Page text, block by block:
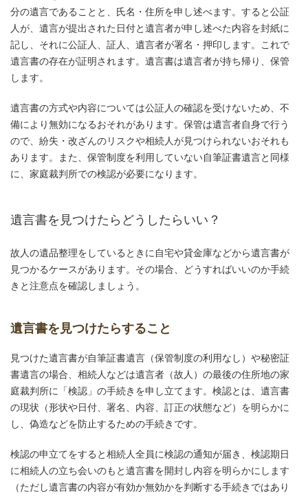
分の遺言であることと、氏名・住所を申し述べます。すると公証
人が、遺言が提出された日付と遺言者が申し述べた内容を封紙に
記し、それに公証人、証人、遺言者が署名・押印します。これで
遺言書の存在が証明されます。遺言書は遺言者が持ち帰り、保管
します。
遺言書の方式や内容については公証人の確認を受けないため、不
備により無効になるおそれがあります。保管は遺言者自身で行う
ので、紛失・改ざんのリスクや相続人が見つけられないおそれも
あります。また、保管制度を利用していない自筆証書遺言と同様
に、家庭裁判所での検認が必要になります。
遺言書を見つけたらどうしたらいい？
故人の遺品整理をしているときに自宅や貸金庫などから遺言書が
見つかるケースがあります。その場合、どうすればいいのか手続
きと注意点を確認しましょう。
遺言書を見つけたらすること
見つけた遺言書が自筆証書遺言（保管制度の利用なし）や秘密証
書遺言の場合、相続人などは遺言者（故人）の最後の住所地の家
庭裁判所に「検認」の手続きを申し立てます。検認とは、遺言書
の現状（形状や日付、署名、内容、訂正の状態など）を明らかに
し、偽造などを防止するための手続きです。
検認の申立てをすると相続人全員に検認の通知が届き、検認期日
に相続人の立ち会いのもと遺言書を開封し内容を明らかにします
（ただし遺言書の内容が有効か無効かを判断する手続きではあり